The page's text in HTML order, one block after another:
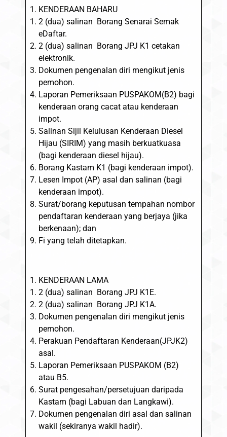
KENDERAAN BAHARU
2 (dua) salinan Borang Senarai Semak
eDaftar.
2 (dua) salinan Borang JPJ K1 cetakan
elektronik.
Dokumen pengenalan diri mengikut jenis
pemohon.
Laporan Pemeriksaan PUSPAKOM(B2) bagi
kenderaan orang cacat atau kenderaan
impot.
Salinan Sijil Kelulusan Kenderaan Diesel
Hijau (SIRIM) yang masih berkuatkuasa
(bagi kenderaan diesel hijau).
Borang Kastam K1 (bagi kenderaan impot).
Lesen Impot (AP) asal dan salinan (bagi
kenderaan impot).
Surat/borang keputusan tempahan nombor
pendaftaran kenderaan yang berjaya (jika
berkenaan); dan
Fi yang telah ditetapkan.
KENDERAAN LAMA
2 (dua) salinan Borang JPJ K1E.
2 (dua) salinan Borang JPJ K1A.
Dokumen pengenalan diri mengikut jenis
pemohon.
Perakuan Pendaftaran Kenderaan(JPJK2)
asal.
Laporan Pemeriksaan PUSPAKOM (B2)
atau B5.
Surat pengesahan/persetujuan daripada
Kastam (bagi Labuan dan Langkawi).
Dokumen pengenalan diri asal dan salinan
wakil (sekiranya wakil hadir).